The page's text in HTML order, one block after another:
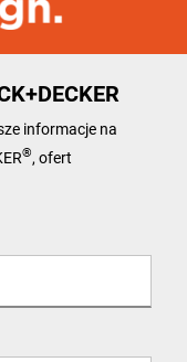
informacje na
® , ofert